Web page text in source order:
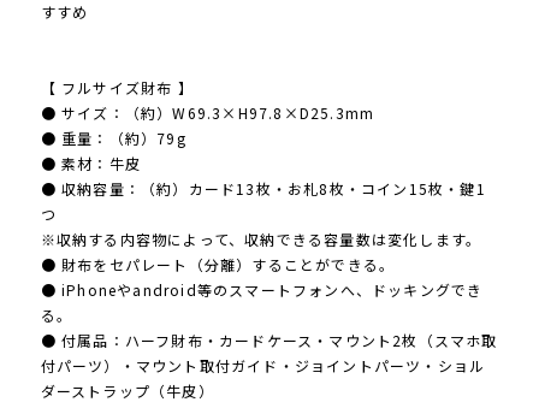
すすめ
【 フルサイズ財布 】
● サイズ：（約）W69.3×H97.8×D25.3mm
● 重量：（約）79g
● 素材：牛皮
● 収納容量：（約）カード13枚・お札8枚・コイン15枚・鍵1
つ
※収納する内容物によって、収納できる容量数は変化します。
● 財布をセパレート（分離）することができる。
● iPhoneやandroid等のスマートフォンへ、ドッキングでき
る。
● 付属品：ハーフ財布・カードケース・マウント2枚（スマホ取
付パーツ）・マウント取付ガイド・ジョイントパーツ・ショル
ダーストラップ（牛皮）